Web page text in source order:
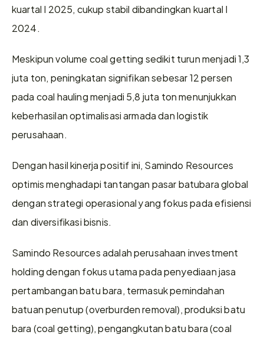
kuartal I 2025, cukup stabil dibandingkan kuartal I
2024.
Meskipun volume coal getting sedikit turun menjadi 1,3
juta ton, peningkatan signifikan sebesar 12 persen
pada coal hauling menjadi 5,8 juta ton menunjukkan
keberhasilan optimalisasi armada dan logistik
perusahaan.
Dengan hasil kinerja positif ini, Samindo Resources
optimis menghadapi tantangan pasar batubara global
dengan strategi operasional yang fokus pada efisiensi
dan diversifikasi bisnis.
Samindo Resources adalah perusahaan investment
holding dengan fokus utama pada penyediaan jasa
pertambangan batu bara, termasuk pemindahan
batuan penutup (overburden removal), produksi batu
bara (coal getting), pengangkutan batu bara (coal